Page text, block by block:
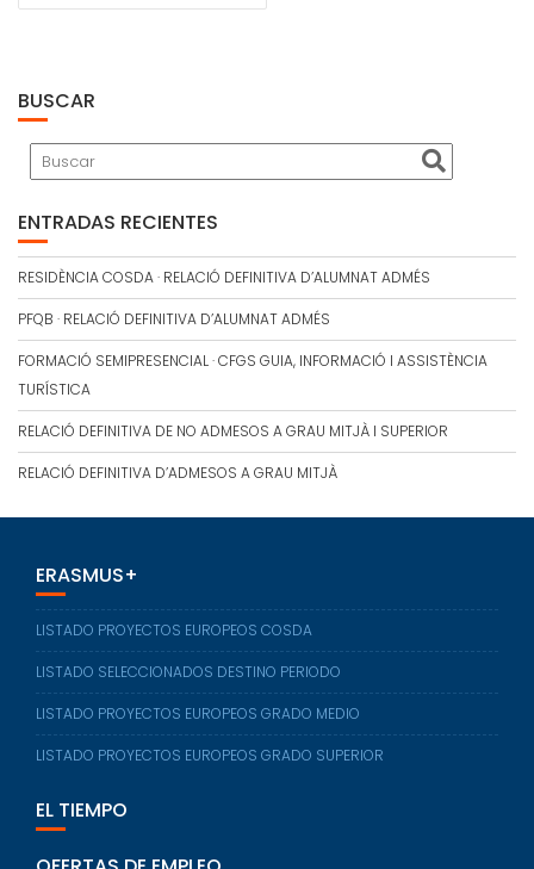
BUSCAR
ENTRADAS RECIENTES
RESIDÈNCIA COSDA · RELACIÓ DEFINITIVA D’ALUMNAT ADMÉS
PFQB · RELACIÓ DEFINITIVA D’ALUMNAT ADMÉS
FORMACIÓ SEMIPRESENCIAL · CFGS GUIA, INFORMACIÓ I ASSISTÈNCIA
TURÍSTICA
RELACIÓ DEFINITIVA DE NO ADMESOS A GRAU MITJÀ I SUPERIOR
RELACIÓ DEFINITIVA D’ADMESOS A GRAU MITJÀ
ERASMUS+
LISTADO PROYECTOS EUROPEOS COSDA
LISTADO SELECCIONADOS DESTINO PERIODO
LISTADO PROYECTOS EUROPEOS GRADO MEDIO
LISTADO PROYECTOS EUROPEOS GRADO SUPERIOR
EL TIEMPO